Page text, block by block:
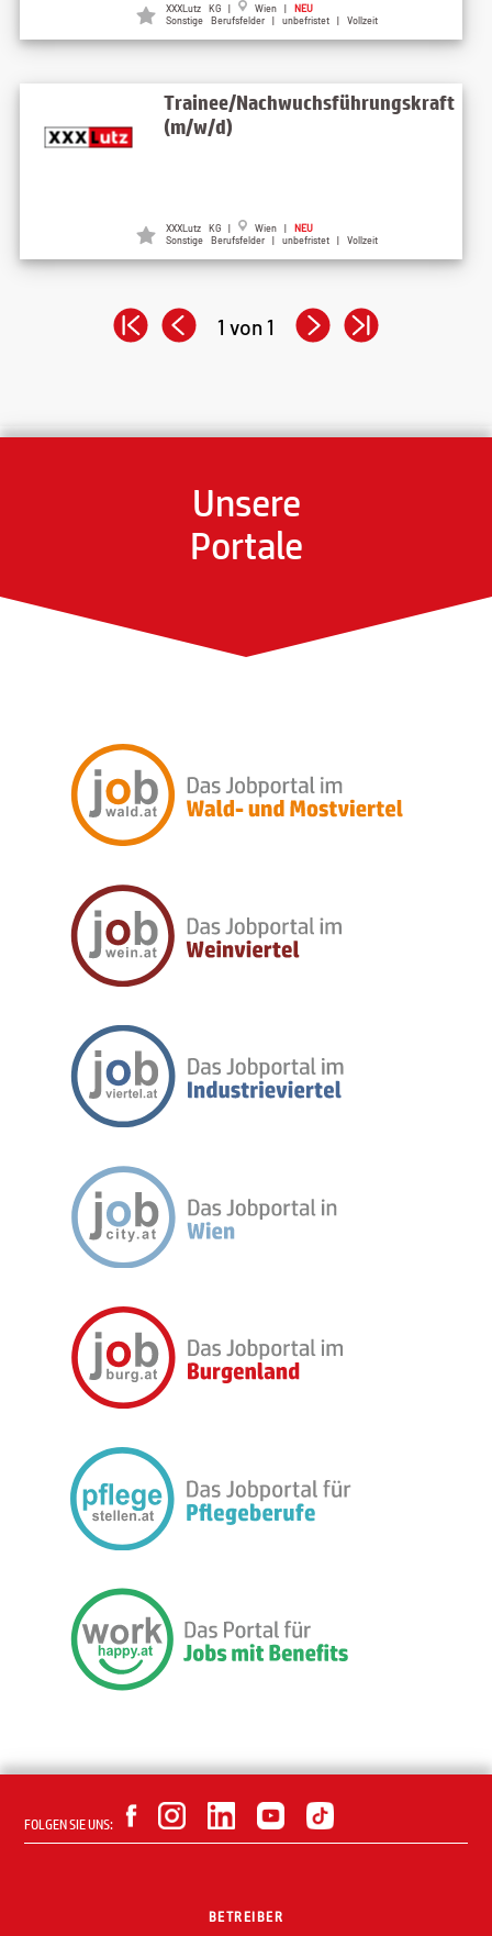
XXXLutz KG | Wien | NEU
Sonstige Berufsfelder | unbefristet | Vollzeit
Trainee/Nachwuchsführungskraft
(m/w/d)
XXXLutz KG | Wien | NEU
Sonstige Berufsfelder | unbefristet | Vollzeit
1 von 1
Unsere
Portale
FOLGEN SIE UNS:
BETREIBER